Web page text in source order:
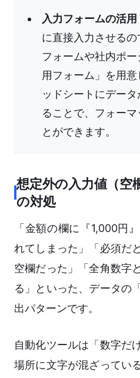
入力フォームの活用
に直接入力させる
フォームや社内ポ
用フォーム」を用
ッドシートにデー
ることで、フォー
とができます。
想定外の入力値（空
の対処
「金額の欄に『1,000円
れてしまった」「必須だ
空欄だった」「全角数字
る」といった、データの
出パターンです。
自動化ツールは「数字だ
場所に文字が混ざってい